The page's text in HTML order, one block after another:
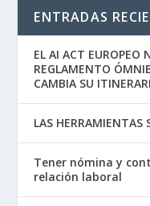
ENTRADAS
EL AI ACT EUROPEO
REGLAMENTO
CAMBIA SU
LAS HERRAMIENTAS
Tener nómina y
relación laboral